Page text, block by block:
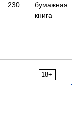
230
бумажная
книга
18+